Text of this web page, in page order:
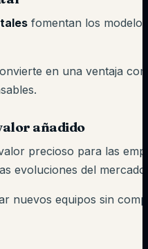
fomentan los
en una ventaja
añadido
precioso para las
evoluciones del mercado.
nuevos equipos sin